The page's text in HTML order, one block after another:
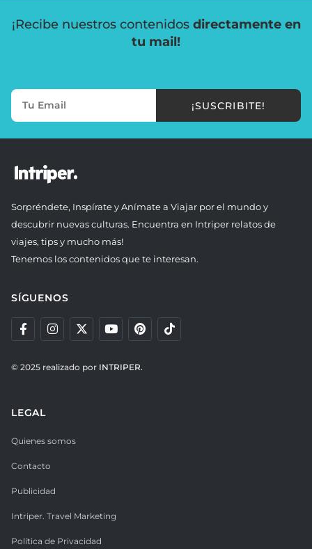
¡Recibe nuestros contenidos directamente en
tu mail!
¡SUSCRIBITE!
Sorpréndete, Inspírate y Anímate a Viajar por el mundo y
descubrir nuevas culturas. Encuentra en Intriper relatos de
viajes, tips y mucho más!
Tenemos los contenidos que te interesan.
SÍGUENOS
© 2025 realizado por INTRIPER.
LEGAL
Quienes somos
Contacto
Publicidad
Intriper. Travel Marketing
Política de Privacidad